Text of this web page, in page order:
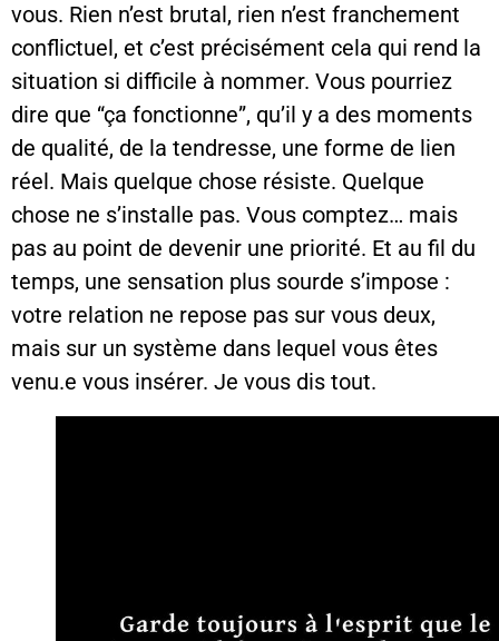
vous. Rien n’est brutal, rien n’est franchement
conflictuel, et c’est précisément cela qui rend la
situation si difficile à nommer. Vous pourriez
dire que “ça fonctionne”, qu’il y a des moments
de qualité, de la tendresse, une forme de lien
réel. Mais quelque chose résiste. Quelque
chose ne s’installe pas. Vous comptez… mais
pas au point de devenir une priorité. Et au fil du
temps, une sensation plus sourde s’impose :
votre relation ne repose pas sur vous deux,
mais sur un système dans lequel vous êtes
venu.e vous insérer. Je vous dis tout.